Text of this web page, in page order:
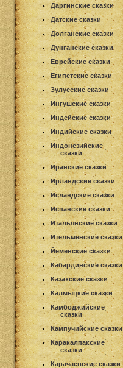
Даргинские сказки
Датские сказки
Долганские сказки
Дунганские сказки
Еврейские сказки
Египетские сказки
Зулусские сказки
Ингушские сказки
Индейские сказки
Индийские сказки
Индонезийские
сказки
Иранские сказки
Ирландские сказки
Исландские сказки
Испанские сказки
Итальянские сказки
Ительменские сказки
Йеменские сказки
Кабардинские сказки
Казахские сказки
Калмыцкие сказки
Камбоджийские
сказки
Кампучийские сказки
Каракалпакские
сказки
Карачаевские сказки